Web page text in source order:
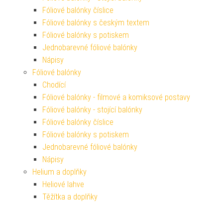
Fóliové balónky číslice
Fóliové balónky s českým textem
Fóliové balónky s potiskem
Jednobarevné fóliové balónky
Nápisy
Fóliové balónky
Chodící
Fóliové balónky - filmové a komiksové postavy
Fóliové balónky - stojící balónky
Fóliové balónky číslice
Fóliové balónky s potiskem
Jednobarevné fóliové balónky
Nápisy
Helium a doplňky
Heliové lahve
Těžítka a doplňky